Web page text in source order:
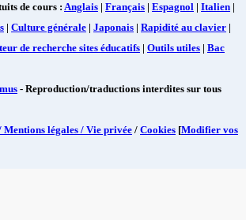
de cours : Anglais | Français | Espagnol | Italien |
| Culture générale | Japonais | Rapidité au clavier |
de recherche sites éducatifs | Outils utiles | Bac
- Reproduction/traductions interdites sur tous
Mentions légales / Vie privée / Cookies [Modifier vos